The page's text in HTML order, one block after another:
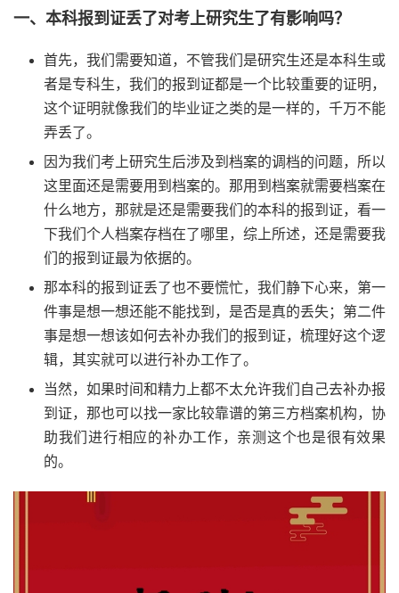
一、本科报到证丢了对考上研究生了有影响吗？
首先，我们需要知道，不管我们是研究生还是本科生或
者是专科生，我们的报到证都是一个比较重要的证明，
这个证明就像我们的毕业证之类的是一样的，千万不能
弄丢了。
因为我们考上研究生后涉及到档案的调档的问题，所以
这里面还是需要用到档案的。那用到档案就需要档案在
什么地方，那就是还是需要我们的本科的报到证，看一
下我们个人档案存档在了哪里，综上所述，还是需要我
们的报到证最为依据的。
那本科的报到证丢了也不要慌忙，我们静下心来，第一
件事是想一想还能不能找到，是否是真的丢失；第二件
事是想一想该如何去补办我们的报到证，梳理好这个逻
辑，其实就可以进行补办工作了。
当然，如果时间和精力上都不太允许我们自己去补办报
到证，那也可以找一家比较靠谱的第三方档案机构，协
助我们进行相应的补办工作，亲测这个也是很有效果
的。